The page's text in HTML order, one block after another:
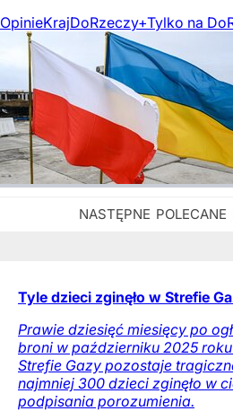
OpinieKrajDoRzeczy+Tylko na
Tyle dzieci zginęło w Strefie
Prawie dziesięć miesięcy po
broni w październiku 2025
Strefie Gazy pozostaje
najmniej 300 dzieci zginęło w
podpisania porozumienia.